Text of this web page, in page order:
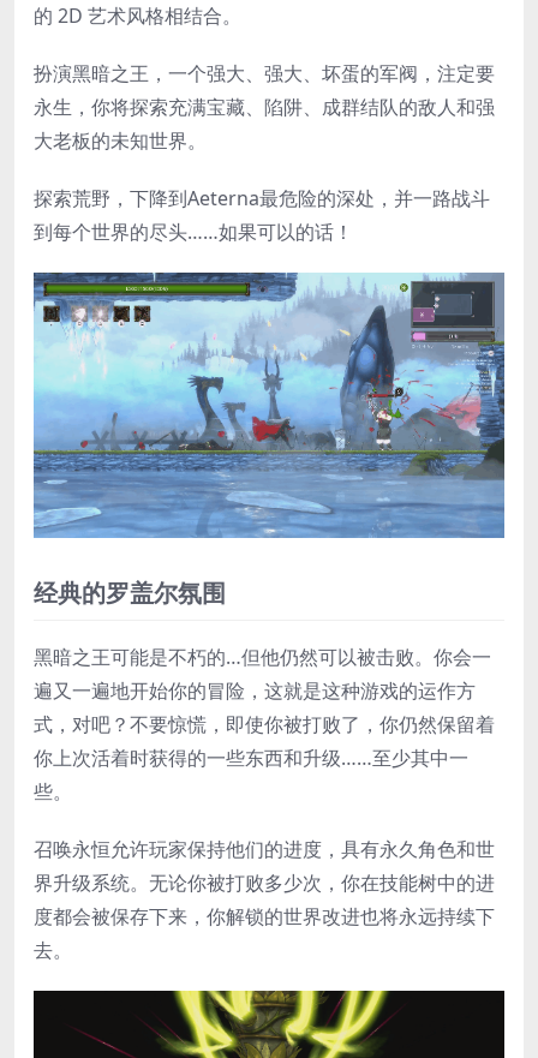
的 2D 艺术风格相结合。
扮演黑暗之王，一个强大、强大、坏蛋的军阀，注定要
永生，你将探索充满宝藏、陷阱、成群结队的敌人和强
大老板的未知世界。
探索荒野，下降到Aeterna最危险的深处，并一路战斗
到每个世界的尽头……如果可以的话！
经典的罗盖尔氛围
黑暗之王可能是不朽的…但他仍然可以被击败。你会一
遍又一遍地开始你的冒险，这就是这种游戏的运作方
式，对吧？不要惊慌，即使你被打败了，你仍然保留着
你上次活着时获得的一些东西和升级……至少其中一
些。
召唤永恒允许玩家保持他们的进度，具有永久角色和世
界升级系统。无论你被打败多少次，你在技能树中的进
度都会被保存下来，你解锁的世界改进也将永远持续下
去。